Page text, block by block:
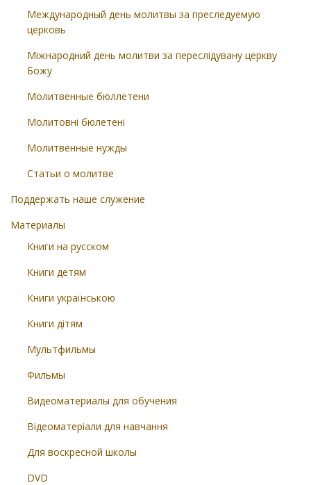
Международный день молитвы за преследуемую
церковь
Міжнародний день молитви за переслідувану церкву
Божу
Молитвенные бюллетени
Молитовні бюлетені
Молитвенные нужды
Статьи о молитве
Поддержать наше служение
Материалы
Книги на русском
Книги детям
Книги українською
Книги дітям
Мультфильмы
Фильмы
Видеоматериалы для обучения
Відеоматеріали для навчання
Для воскресной школы
DVD